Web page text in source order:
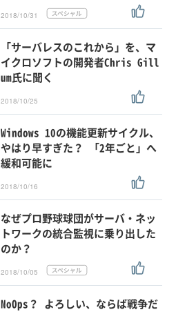
2018/10/31
「サーバレスのこれから」を、マ
イクロソフトの開発者Chris Gill
um氏に聞く
2018/10/25
Windows 10の機能更新サイクル、
やはり早すぎた？ 「2年ごと」へ
緩和可能に
2018/10/16
なぜプロ野球球団がサーバ・ネッ
トワークの統合監視に乗り出した
のか？
2018/10/05
NoOps？ よろしい、ならば戦争だ